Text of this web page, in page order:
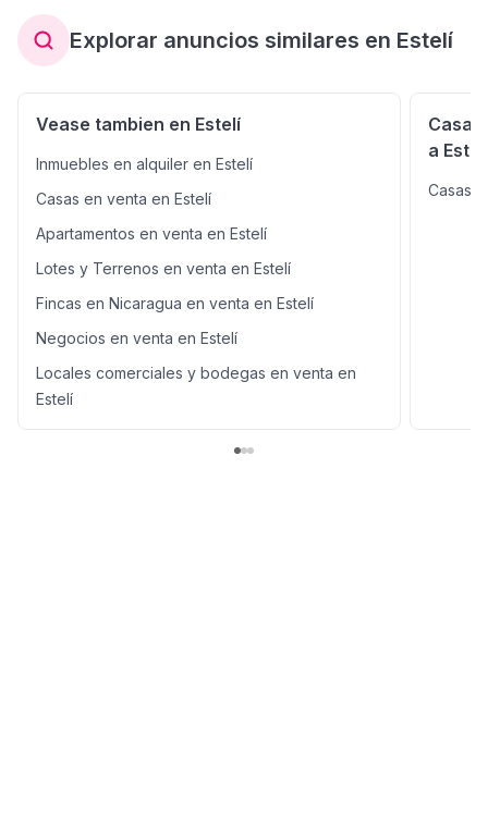
NICARAGUA, donde cada detalle cuenta tu historia.
"Jehová cumplirá sus propósitos en mí, porque la
misericordia de Jehová es para siempre." Salmos 138 :8
#BienesyRaices #TuHogarIdealNicaragua #VentasEEUU
#VentaDeCasa #SeVende #OportunidadDeInversion
#InmobiliariaEsteli #BienesRaícesNicaragua
#PropiedadEnVenta #Managua #InversiónInteligente
#OportunidadÚnica #NegocioPropio #CasaComercial
#VentaDePropiedades
Explorar anuncios similares en Estelí
Vease tambien en Estelí
Inmuebles en alquiler en Estelí
Casas en venta en Estelí
Apartamentos en venta en Estelí
Lotes y Terrenos en venta en Estelí
Fincas en Nicaragua en venta en Estelí
Negocios en venta en Estelí
Locales comerciales y bodegas en venta en
Estelí
a
Casas